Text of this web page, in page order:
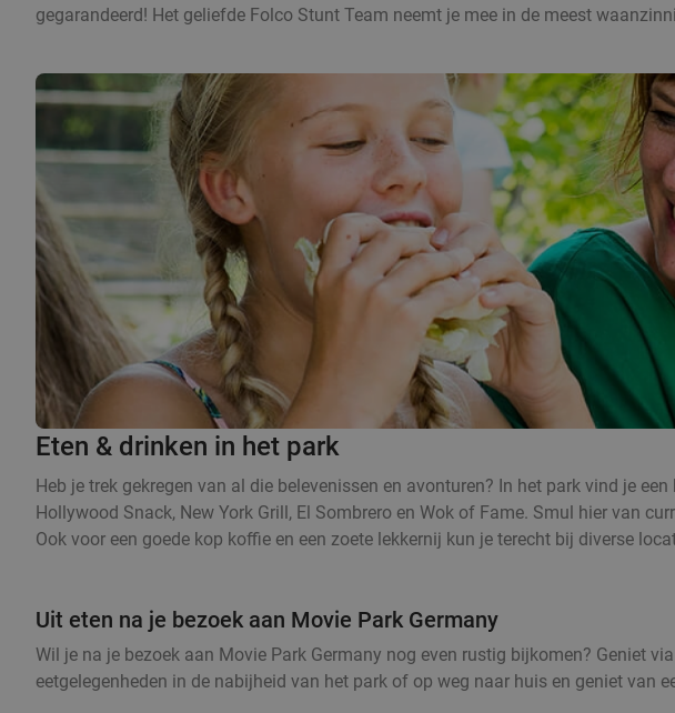
gegarandeerd! Het geliefde Folco Stunt Team neemt je mee in de meest
Eten & drinken in het park
Heb je trek gekregen van al die belevenissen en avonturen? In het park vind je
Hollywood Snack, New York Grill, El Sombrero en Wok of Fame. Smul hier van
Ook voor een goede kop koffie en een zoete lekkernij kun je terecht bij diverse
Uit eten na je bezoek aan Movie Park Germany
Wil je na je bezoek aan Movie Park Germany nog even rustig bijkomen? Geniet
eetgelegenheden in de nabijheid van het park of op weg naar huis en geniet van